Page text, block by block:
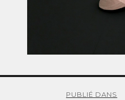
PUBLIÉ DANS